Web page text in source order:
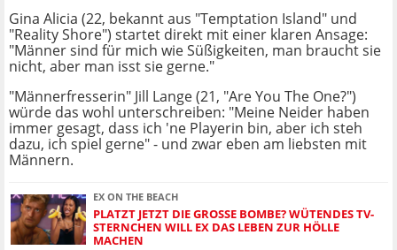
Gina Alicia (22, bekannt aus "Temptation Island" und
"Reality Shore") startet direkt mit einer klaren Ansage:
"Männer sind für mich wie Süßigkeiten, man braucht sie
nicht, aber man isst sie gerne."
"Männerfresserin" Jill Lange (21, "Are You The One?")
würde das wohl unterschreiben: "Meine Neider haben
immer gesagt, dass ich 'ne Playerin bin, aber ich steh
dazu, ich spiel gerne" - und zwar eben am liebsten mit
Männern.
EX ON THE BEACH
PLATZT JETZT DIE GROSSE BOMBE? WÜTENDES TV-S
TERNCHEN WILL EX DAS LEBEN ZUR HÖLLE M
ACHEN